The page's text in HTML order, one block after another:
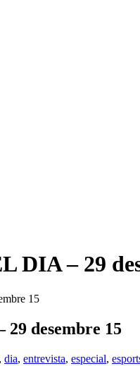
DIA – 29
15
desembre 15
, dia, entrevista, especial,